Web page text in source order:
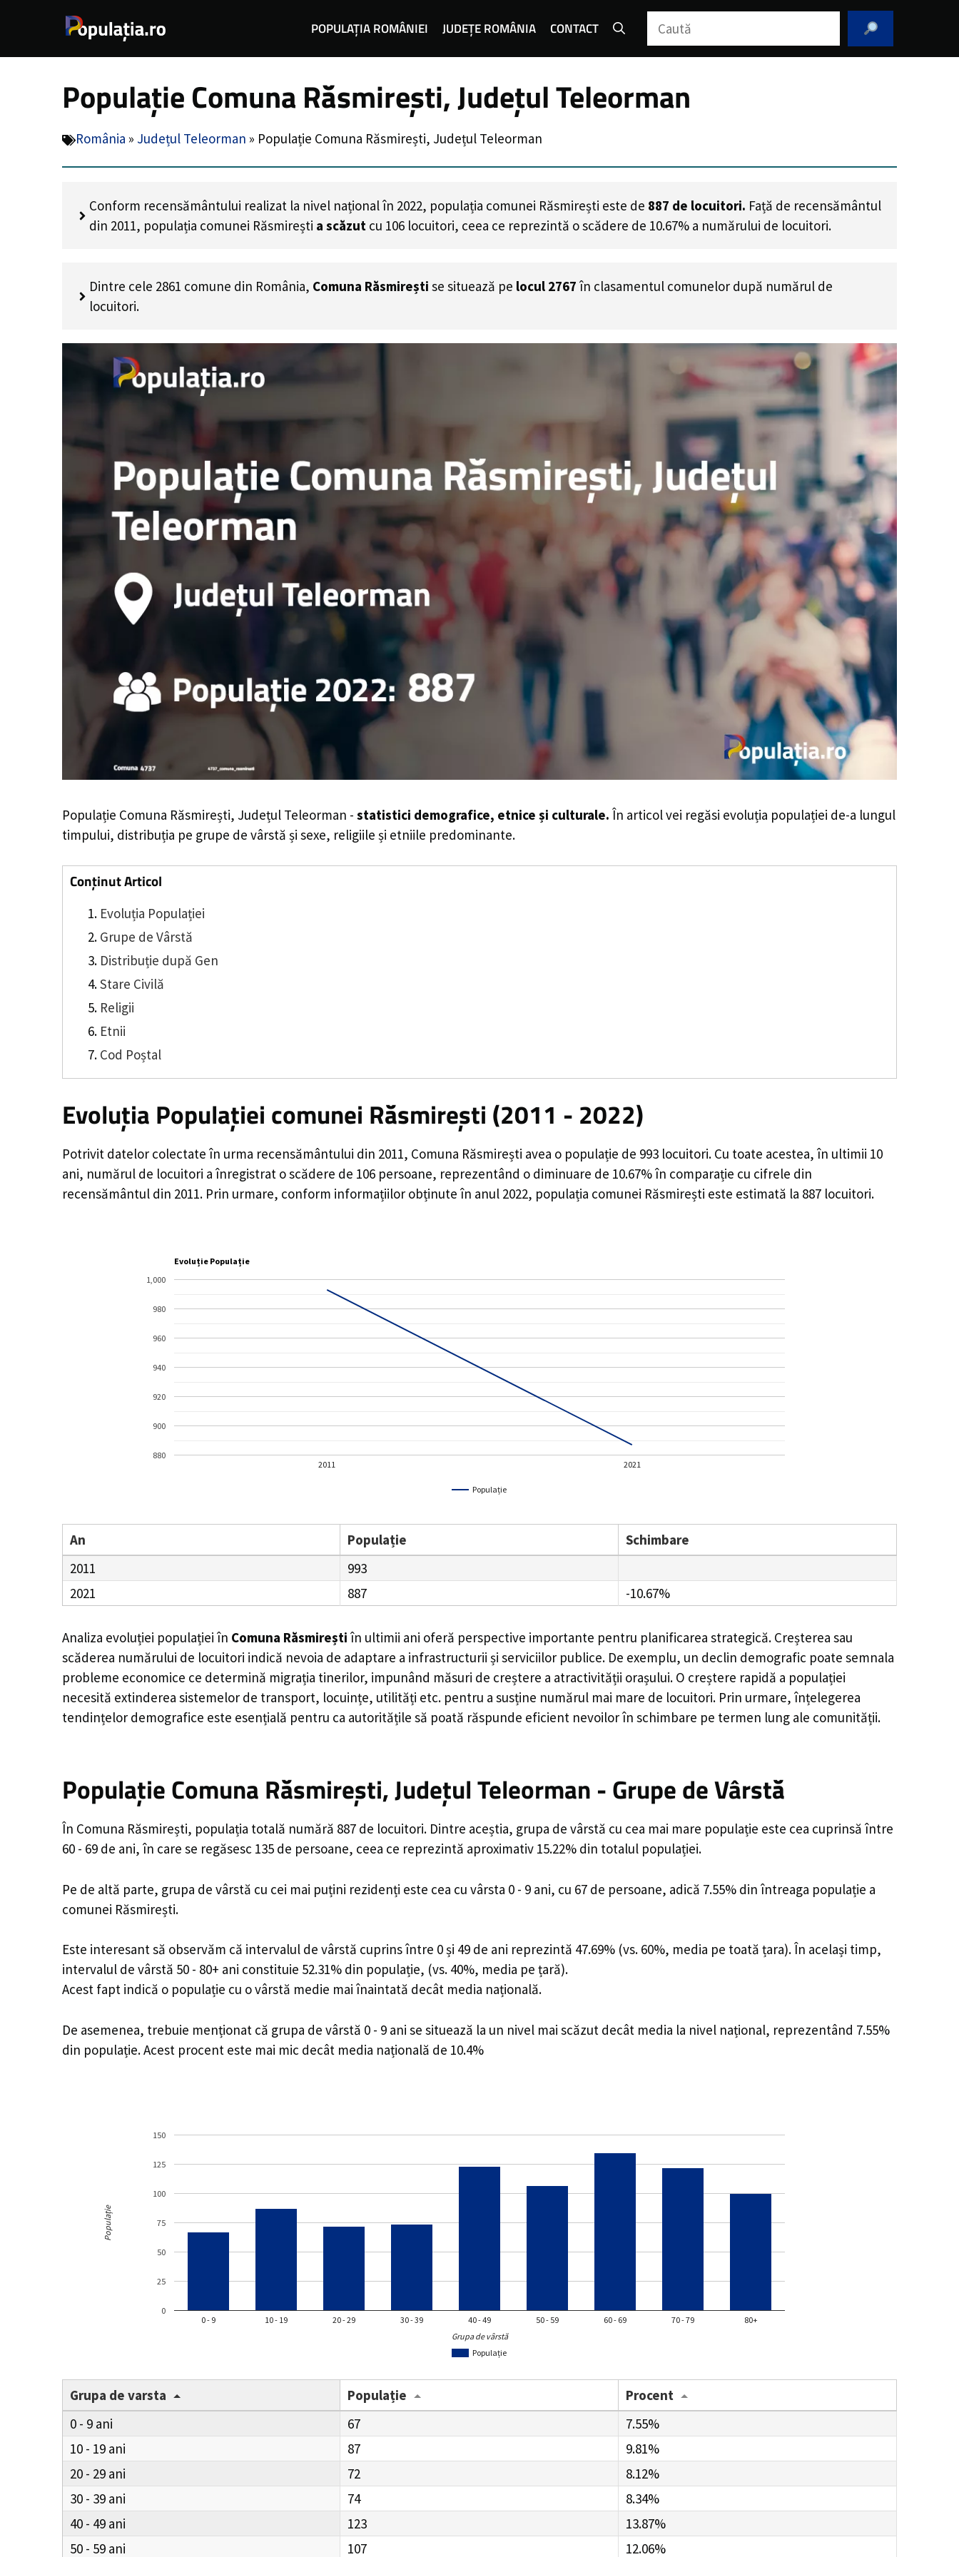
POPULAȚIA ROMÂNIEI JUDEȚE ROMÂNIA CONTACT Caută
Populație Comuna Răsmirești, Județul Teleorman
România » Județul Teleorman » Populație Comuna Răsmirești, Județul Teleorman
Conform recensământului realizat la nivel național în 2022, populația comunei Răsmirești este de 887 de locuitori. Față de recensământul
din 2011, populația comunei Răsmirești a scăzut cu 106 locuitori, ceea ce reprezintă o scădere de 10.67% a numărului de locuitori.
Dintre cele 2861 comune din România, Comuna Răsmirești se situează pe locul 2767 în clasamentul comunelor după numărul de
locuitori.
Populație Comuna Răsmirești, Județul Teleorman - statistici demografice, etnice și culturale. În articol vei regăsi evoluția populației de-a lungul
timpului, distribuția pe grupe de vârstă și sexe, religiile și etniile predominante.
Conținut Articol
Evoluția Populației
Grupe de Vârstă
Distribuție după Gen
Stare Civilă
Religii
Etnii
Cod Poștal
Evoluția Populației comunei Răsmirești (2011 - 2022)
Potrivit datelor colectate în urma recensământului din 2011, Comuna Răsmirești avea o populație de 993 locuitori. Cu toate acestea, în ultimii 10
ani, numărul de locuitori a înregistrat oscădere de 106 persoane, reprezentând o diminuare de 10.67%în comparație cu cifrele din
recensământul din 2011. Prin urmare, conform informațiilor obținute în anul 2022, populația comunei Răsmirești este estimată la 887 locuitori.
Evoluție Populație
Populație
2011 2021
880
900
920
940
960
980
1,000
An Populație
Schimbare
2011
993
2021
887 -10.67%
Analiza evoluției populației în Comuna Răsmirești în ultimii ani oferă perspective importante pentru planificarea strategică. Creșterea sau
scăderea numărului de locuitori indică nevoia de adaptare a infrastructurii și serviciilor publice. De exemplu, un declin demografic poate semnala
probleme economice ce determină migrația tinerilor, impunând măsuri de creștere a atractivității orașului. O creștere rapidă a populației
necesită extinderea sistemelor de transport, locuințe, utilități etc. pentru a susține numărul mai mare de locuitori. Prin urmare, înțelegerea
tendințelor demografice este esențială pentru ca autoritățile să poată răspunde eficient nevoilor în schimbare pe termen lung ale comunității.
Populație Comuna Răsmirești, Județul Teleorman - Grupe de Vârstă
În Comuna Răsmirești, populația totală numără 887 de locuitori. Dintre aceștia, grupa de vârstă cu cea mai mare populație este cea cuprinsă între
60 - 69 de ani, în care se regăsesc 135 de persoane, ceea ce reprezintă aproximativ 15.22% din totalul populației.
Pe de altă parte, grupa de vârstă cu cei mai puțini rezidenți este cea cu vârsta 0 - 9 ani, cu 67 de persoane, adică 7.55% din întreaga populație a
comunei Răsmirești.
Este interesant să observăm că intervalul de vârstă cuprins între 0 și 49 de ani reprezintă 47.69% (vs. 60%, media pe toată țara). În același timp,
intervalul de vârstă 50 - 80+ ani constituie 52.31% din populație, (vs. 40%, media pe țară).
Acest fapt indică o populație cu o vârstă medie mai înaintată decât media națională.
De asemenea, trebuie menționat că grupa de vârstă 0 - 9 ani se situează la un nivel mai scăzut decât media la nivel național, reprezentând 7.55%
din populație. Acest procent este mai mic decât media națională de 10.4%
Populație
0 - 9 10 - 19 20 - 29 30 - 39 40 - 49 50 - 59 60 - 69 70 - 79 80+
0
25
50
75
100
125
150
Grupa de vârstă
Populație
Grupa de varsta Populație
Procent
0 - 9
67
7.55%
10 - 19
87
9.81%
20 - 29
72
8.12%
30 - 39
74
8.34%
40 - 49
123
13.87%
50 - 59
107 12.06%